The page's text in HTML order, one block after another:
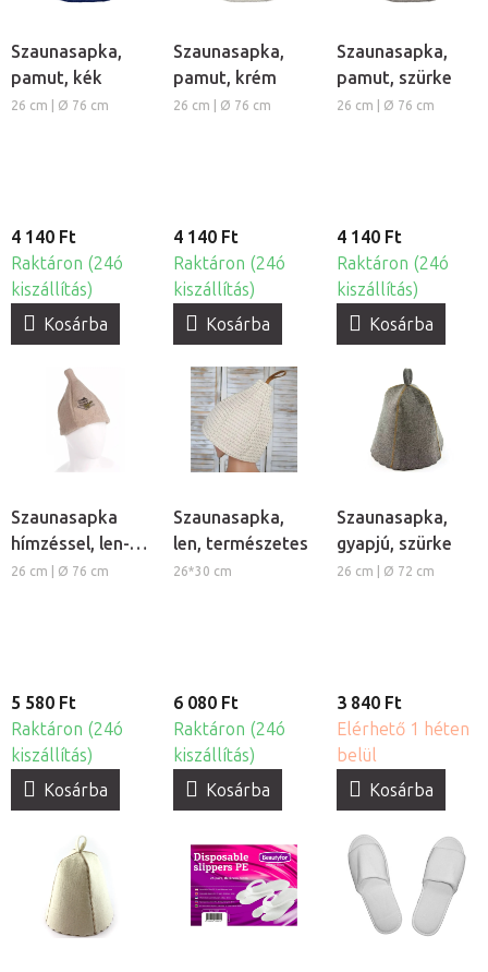
Szaunasapka,
pamut, kék
26 cm | Ø 76 cm
4 140 Ft
Raktáron (24ó
kiszállítás)
Kosárba
Szaunasapka,
pamut, krém
26 cm | Ø 76 cm
4 140 Ft
Raktáron (24ó
kiszállítás)
Kosárba
Szaunasapka,
pamut, szürke
26 cm | Ø 76 cm
4 140 Ft
Raktáron (24ó
kiszállítás)
Kosárba
Szaunasapka
hímzéssel, len-
pamut,
26 cm | Ø 76 cm
5 580 Ft
Raktáron (24ó
kiszállítás)
Kosárba
Szaunasapka,
len, természetes
26*30 cm
6 080 Ft
Raktáron (24ó
kiszállítás)
Kosárba
Szaunasapka,
gyapjú, szürke
26 cm | Ø 72 cm
3 840 Ft
Elérhető 1 héten
belül
Kosárba